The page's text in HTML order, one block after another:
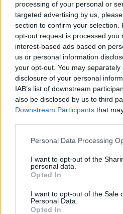
processing of your personal or
targeted advertising by us,
section to confirm your selection.
opt-out request is processed you
interest-based ads based on
us or personal information
your opt-out. You may
disclosure of your personal
IAB’s list of downstream
also be disclosed by us to third
Downstream Participants that
Personal Data Processing
I want to opt-out of the
personal data.
Opted In
I want to opt-out of the Sale
Personal Data.
Opted In
Shtuarmë14.12.2024 19:55
Tags: